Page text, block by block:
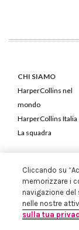
CHI SIAMO
HarperCollins nel
mondo
HarperCollins Italia
La squadra
Cod.
Iscritta in Milano
Cliccando su
memorizzare i
navigazione
nelle nostre
sulla tua